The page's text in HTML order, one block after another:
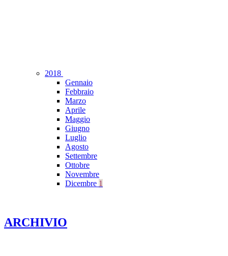
2018
Gennaio
Febbraio
Marzo
Aprile
Maggio
Giugno
Luglio
Agosto
Settembre
Ottobre
Novembre
Dicembre 1
ARCHIVIO